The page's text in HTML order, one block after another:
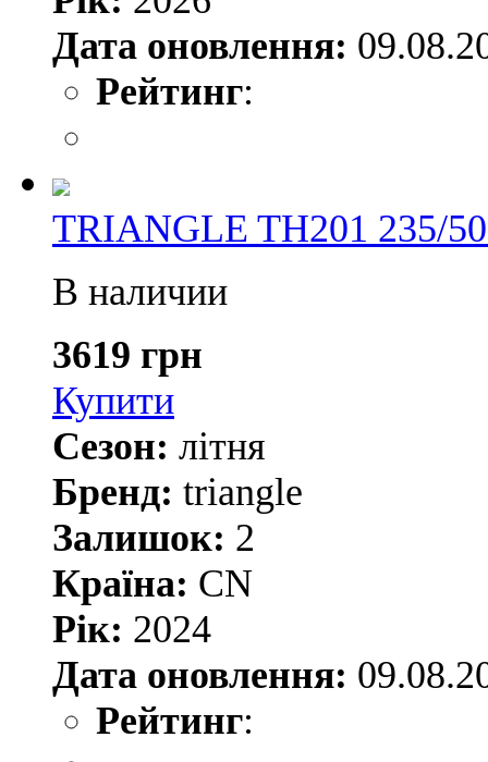
Дата оновлення:
Рейтинг:
TRIANGLE TH201 235/
В наличии
3619 грн
Купити
Сезон: літня
Бренд: triangle
Залишок: 2
Країна: CN
Рік: 2024
Дата оновлення:
Рейтинг: